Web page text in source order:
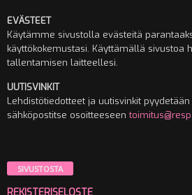
EVÄSTEET
Käytämme sivustolla evästeitä
käyttökokemustasi. Käyttämällä sivustoa
tallentamisen laitteellesi.
UUTISVINKIT
Lehdistötiedotteet ja uutisvinkit
sähköpostitse osoitteeseen
SIVUSTOSTA